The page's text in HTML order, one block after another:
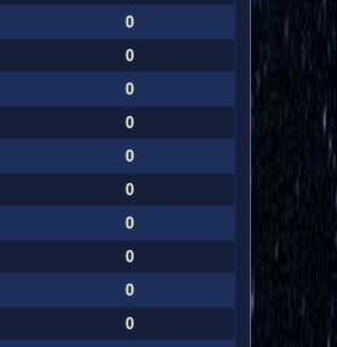
0
0
0
0
0
0
0
0
0
0